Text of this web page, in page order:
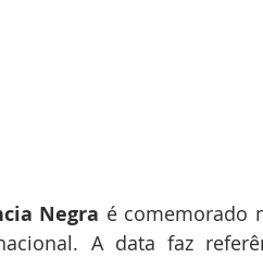
Negra é comemorado
A data faz